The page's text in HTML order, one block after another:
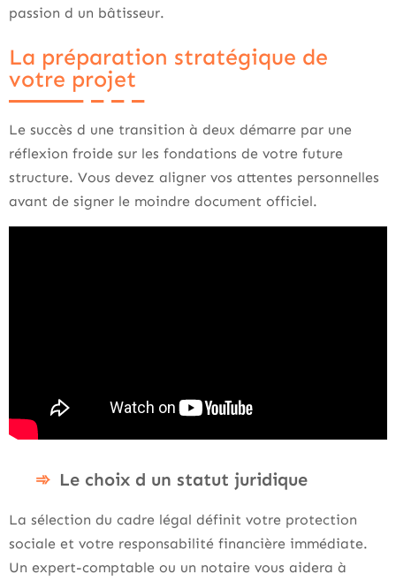
passion d un bâtisseur.
La préparation stratégique de
votre projet
Le succès d une transition à deux démarre par une
réflexion froide sur les fondations de votre future
structure. Vous devez aligner vos attentes personnelles
avant de signer le moindre document officiel.
Le choix d un statut juridique
La sélection du cadre légal définit votre protection
sociale et votre responsabilité financière immédiate.
Un expert-comptable ou un notaire vous aidera à